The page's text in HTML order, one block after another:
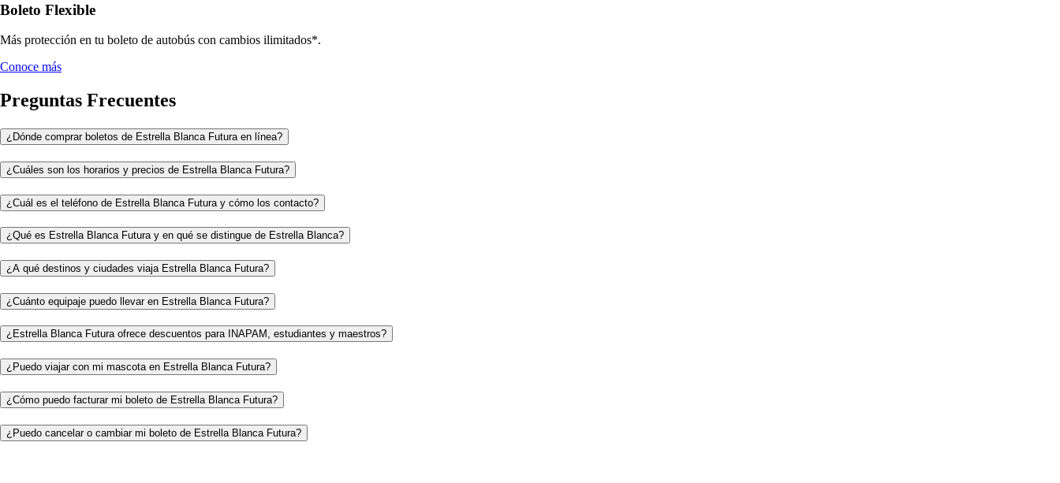
Boleto Flexible
Más protección en tu boleto de autobús con cambios ilimitados*.
Conoce más
Preguntas Frecuentes
¿Dónde comprar boletos de Estrella Blanca Futura en línea?
¿Cuáles son los horarios y precios de Estrella Blanca Futura?
¿Cuál es el teléfono de Estrella Blanca Futura y cómo los contacto?
¿Qué es Estrella Blanca Futura y en qué se distingue de Estrella Blanca?
¿A qué destinos y ciudades viaja Estrella Blanca Futura?
¿Cuánto equipaje puedo llevar en Estrella Blanca Futura?
¿Estrella Blanca Futura ofrece descuentos para INAPAM, estudiantes y maestros?
¿Puedo viajar con mi mascota en Estrella Blanca Futura?
¿Cómo puedo facturar mi boleto de Estrella Blanca Futura?
¿Puedo cancelar o cambiar mi boleto de Estrella Blanca Futura?